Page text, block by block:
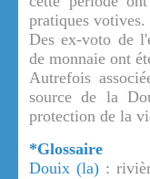
pratiques votives.
Des ex-voto de
de monnaie ont
Autrefois
source de la
protection de la
*Glossaire
Douix (la) :